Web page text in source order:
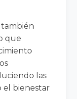
que
las
el bienestar